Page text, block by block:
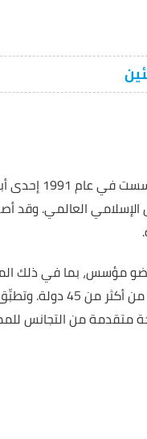
تعد هيئة المحاسبة
“أيوفي” التي تتخذ من مملكة البحرين مقراً لها بدعم
الرقابية والمؤسسات المالية وشركات
متقدمة من التجانس